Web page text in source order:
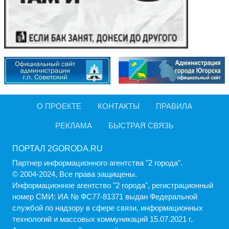
О ПРОЕКТЕ КОНТАКТЫ ПРАВИЛА
РЕКЛАМА БЫСТРАЯ СВЯЗЬ
ПОРТАЛ 2GORODA.RU
Партнер информационного агентства "2 города".
© 2004-2024, Все права защищены.
Информационное агентство "2 города", регистрационный
номер СМИ: ИА № ФС77-81371 выдан Федеральной
службой по надзору в сфере связи, информационных
технологий и массовых коммуникаций 15.07.2021 г..